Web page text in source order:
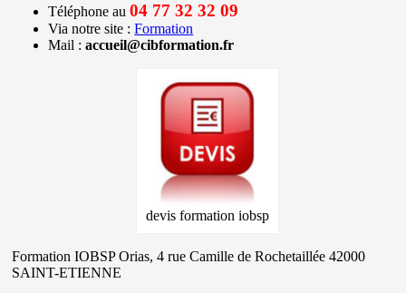
Téléphone au04 77 32 32 09
Via notre site :Formation
Mail :accueil@cibformation.fr
devis formation iobsp
Formation IOBSP Orias, 4 rue Camille de Rochetaillée 42000
SAINT-ETIENNE